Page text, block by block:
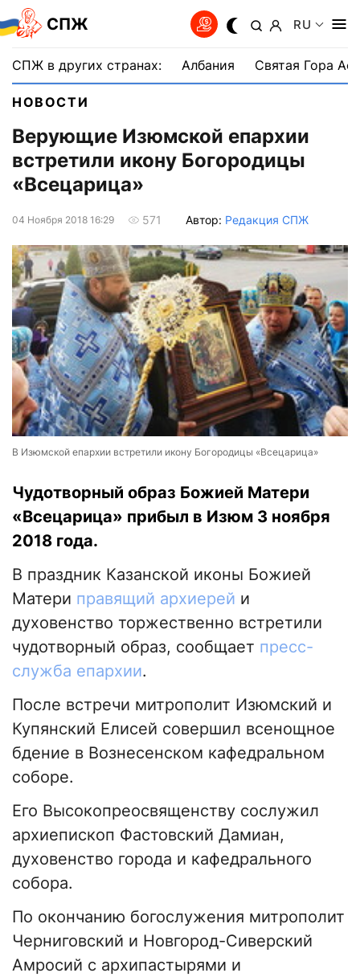
СПЖ RU
СПЖ в других странах: Албания Святая Гора
НОВОСТИ
Верующие Изюмской епархии
встретили икону Богородицы
«Всецарица»
04 Ноября 2018 16:29 571 Автор: Редакция СПЖ
В Изюмской епархии встретили икону Богородицы «Всецарица»
Чудотворный образ Божией Матери
«Всецарица» прибыл в Изюм 3 ноября
2018 года.
В праздник Казанской иконы Божией
Матери правящий архиерей и
духовенство торжественно встретили
чудотворный образ, сообщает пресс-
служба епархии.
После встречи митрополит Изюмский и
Купянский Елисей совершил всенощное
бдение в Вознесенском кафедральном
соборе.
Его Высокопреосвященству сослужил
архиепископ Фастовский Дамиан,
духовенство города и кафедрального
собора.
По окончанию богослужения митрополит
Черниговский и Новгород-Сиверский
Амросий с архипастырями и